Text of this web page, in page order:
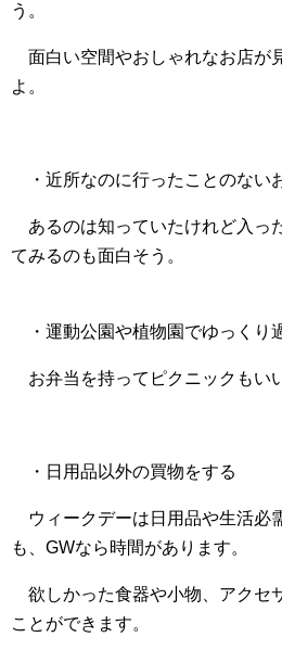
う。
面白い空間やおしゃれなお店が
よ。
・近所なのに行ったことのない
あるのは知っていたけれど入っ
てみるのも面白そう。
・運動公園や植物園でゆっくり
お弁当を持ってピクニックもい
・日用品以外の買物をする
ウィークデーは日用品や生活必
も、GWなら時間があります。
欲しかった食器や小物、アクセ
ことができます。